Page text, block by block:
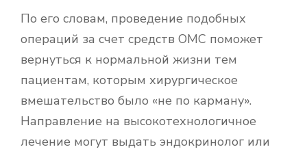
По его словам, проведение подобных
операций за счет средств ОМС поможет
вернуться к нормальной жизни тем
пациентам, которым хирургическое
вмешательство было «не по карману».
Направление на высокотехнологичное
лечение могут выдать эндокринолог или